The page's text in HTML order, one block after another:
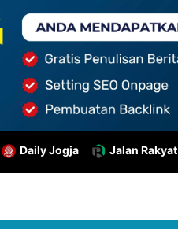
Daily Jogja Jalan Rakyat